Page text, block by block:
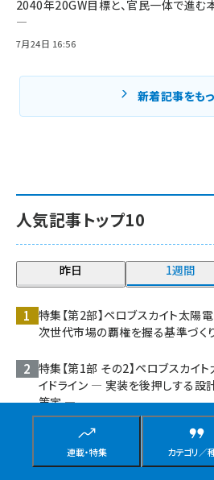
連載・特集 カテゴリ／
人気記事トップ10
昨日 1週間
特集【第2部】ペロブスカイト太
次世代市場の覇権を握る基準づく
特集【第1部 その2】ペロブスカイ
イドライン ― 実装を後押しする設
策定 ―
低GHG銅ケーブル、アマゾン物流
らが実証開始
2040年20GW目標と、官民一体で進む
―
7月24日 16:56
新着記事をも